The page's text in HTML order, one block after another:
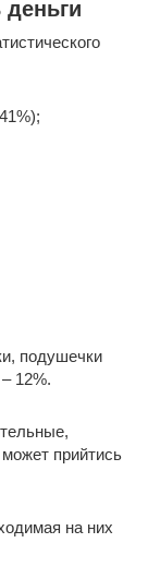
подушечки
12%.
прийтись
на них